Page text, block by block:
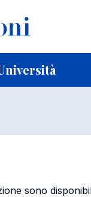
iscritti
sono